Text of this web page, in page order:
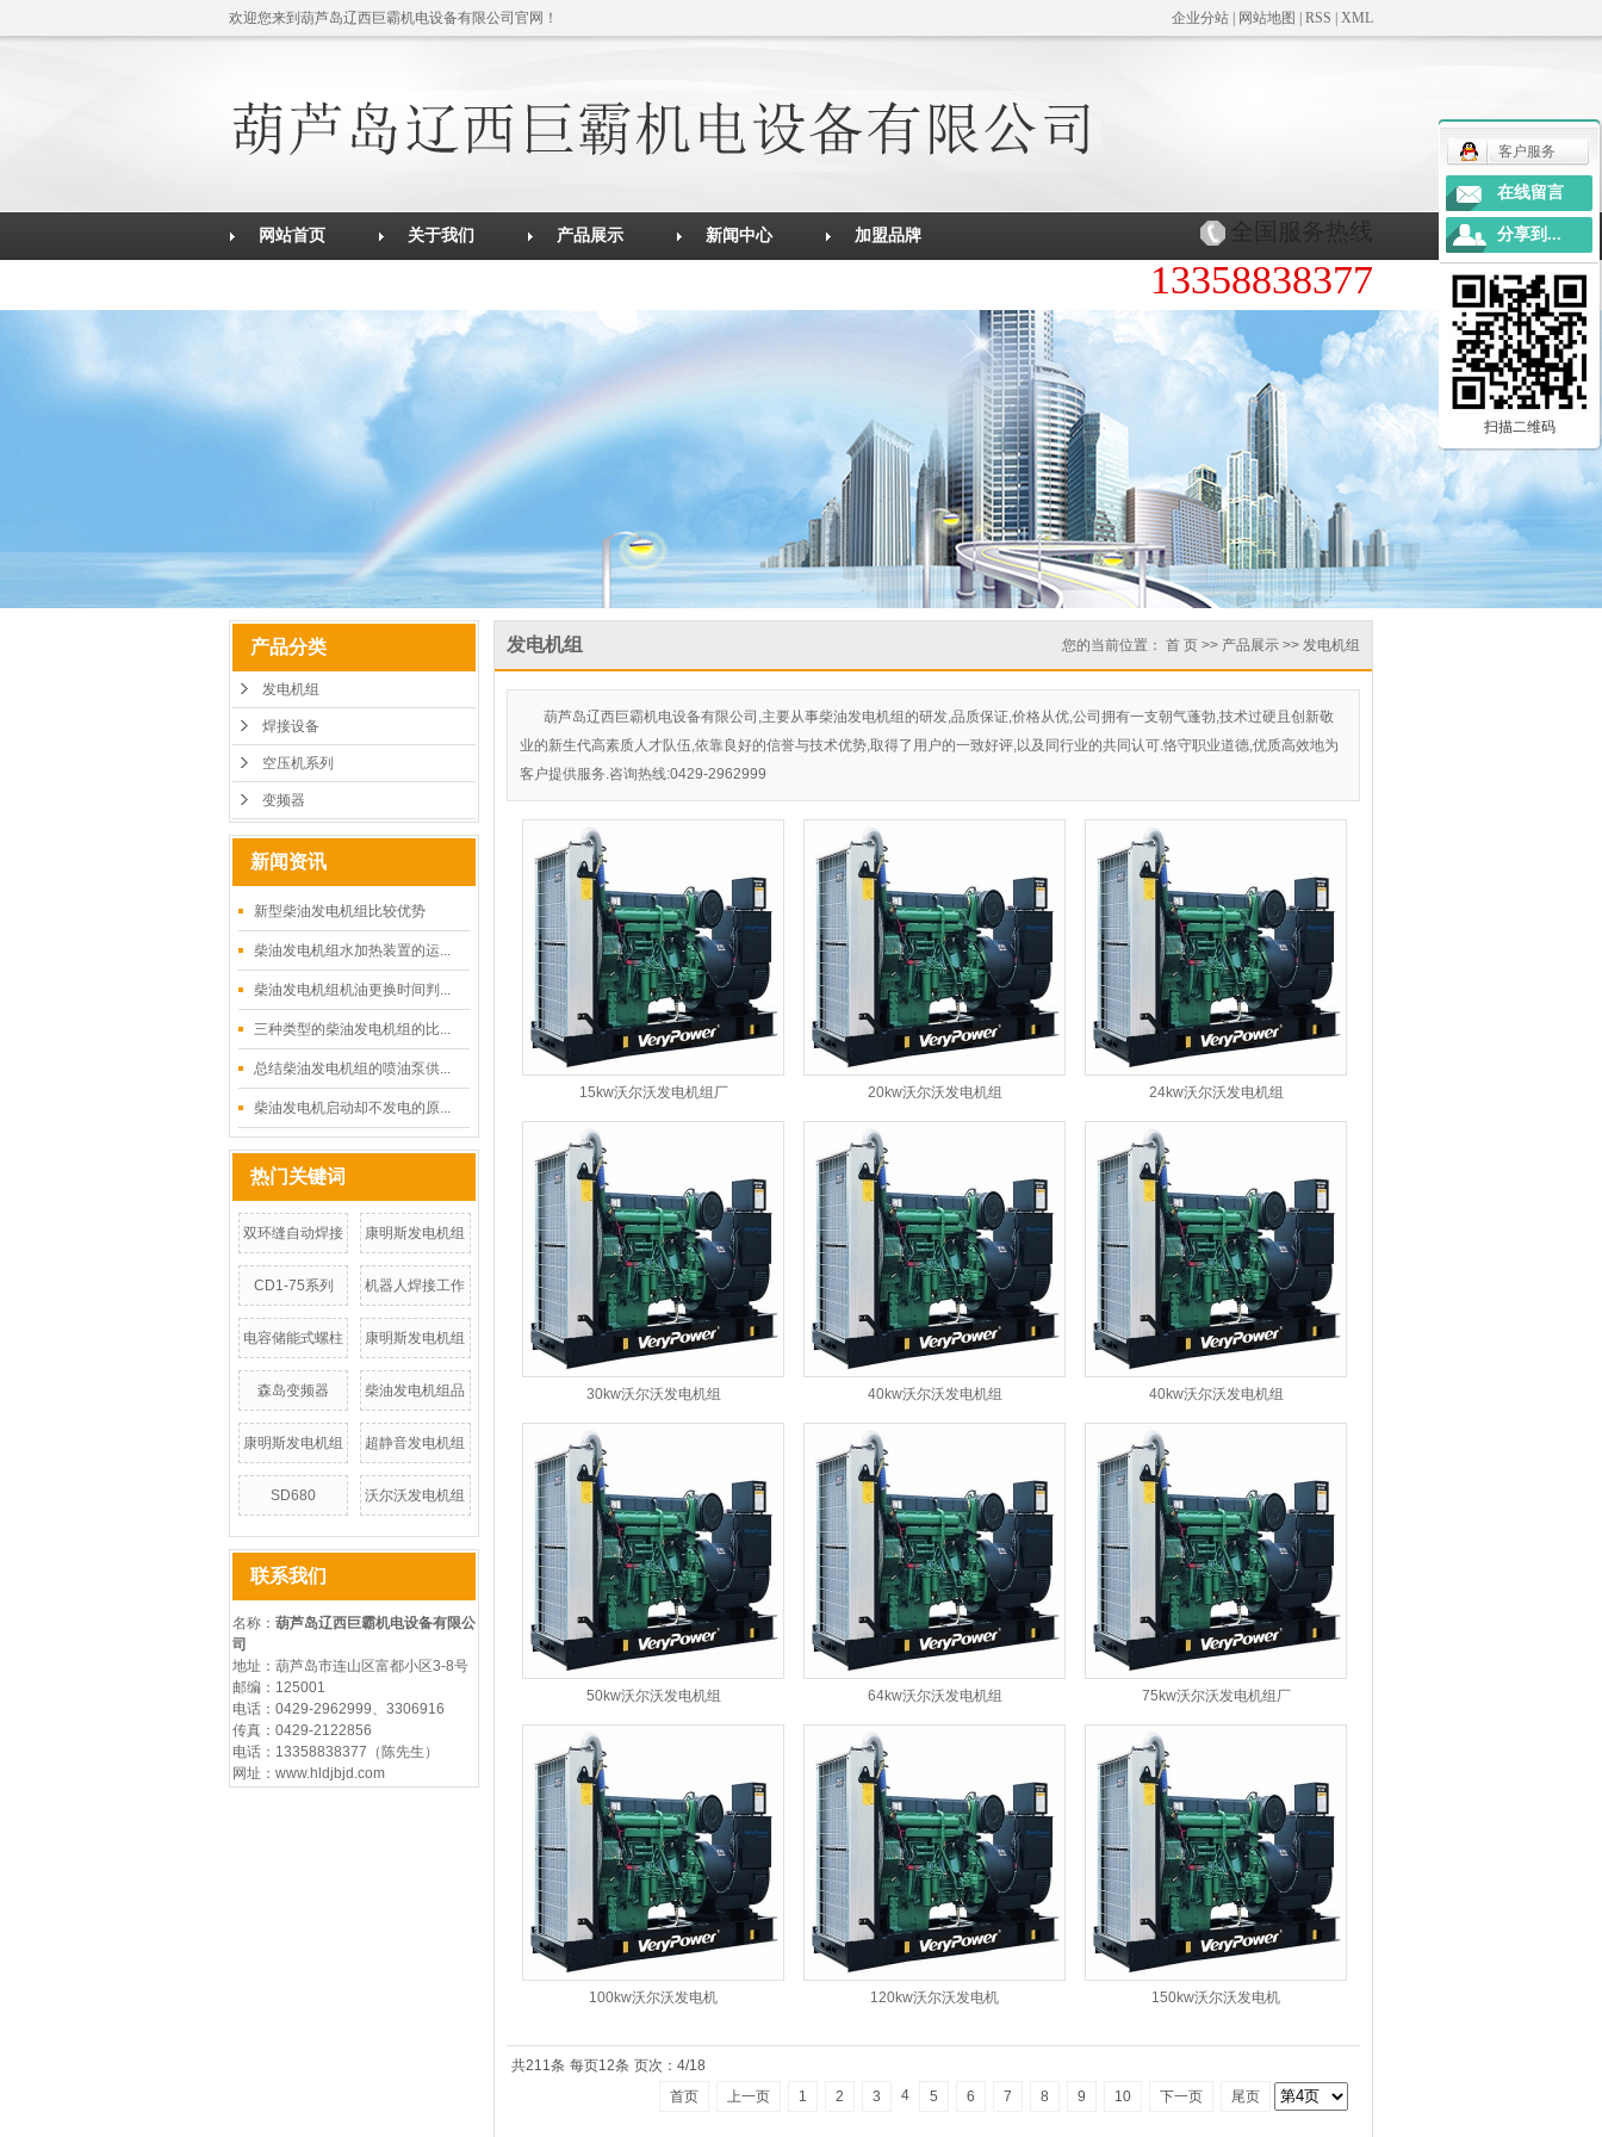
欢迎您来到葫芦岛辽西巨霸机电设备有限公司官网！ 企业分站 网站地图 RSS XML
全国服务热线
13358838377
网站首页 关于我们
联系我们
营业执照
产品展示
焊接设备
新闻中心 加盟品牌
产品分类
发电机组
焊接设备
空压机系列
变频器
新闻资讯
新型柴油发电机组比较优势
柴油发电机组水加热装置的运...
柴油发电机组机油更换时间判...
三种类型的柴油发电机组的比...
总结柴油发电机组的喷油泵供...
柴油发电机启动却不发电的原...
热门关键词
双环缝自动焊接 康明斯发电机组
CD1-75系列 机器人焊接工作
电容储能式螺柱 康明斯发电机组
森岛变频器 柴油发电机组品
康明斯发电机组 超静音发电机组
SD680 沃尔沃发电机组
联系我们
名称： 葫芦岛辽西巨霸机电设备有限公
司
地址：葫芦岛市连山区富都小区3-8号
邮编：125001
电话：0429-2962999、3306916
传真：0429-2122856
电话：13358838377（陈先生）
网址：www.hldjbjd.com
发电机组 您的当前位置： 首 页 >> 产品展示 >> 发电机组
葫芦岛辽西巨霸机电设备有限公司,主要从事柴油发电机组的研发,品质保证,价格从优,公司拥有一支朝气蓬勃,技术过硬且创新敬
业的新生代高素质人才队伍,依靠良好的信誉与技术优势,取得了用户的一致好评,以及同行业的共同认可.恪守职业道德,优质高效地为
客户提供服务.咨询热线:0429-2962999
15kw沃尔沃发电机组厂 20kw沃尔沃发电机组 24kw沃尔沃发电机组
30kw沃尔沃发电机组 40kw沃尔沃发电机组 40kw沃尔沃发电机组
50kw沃尔沃发电机组 64kw沃尔沃发电机组 75kw沃尔沃发电机组厂
100kw沃尔沃发电机 120kw沃尔沃发电机 150kw沃尔沃发电机
共211条 每页12条 页次：4/18
首页
上一页 1 2 3 4 5 6 7 8 9 10 下一页 尾页
客户服务
在线留言
分享到...
扫描二维码